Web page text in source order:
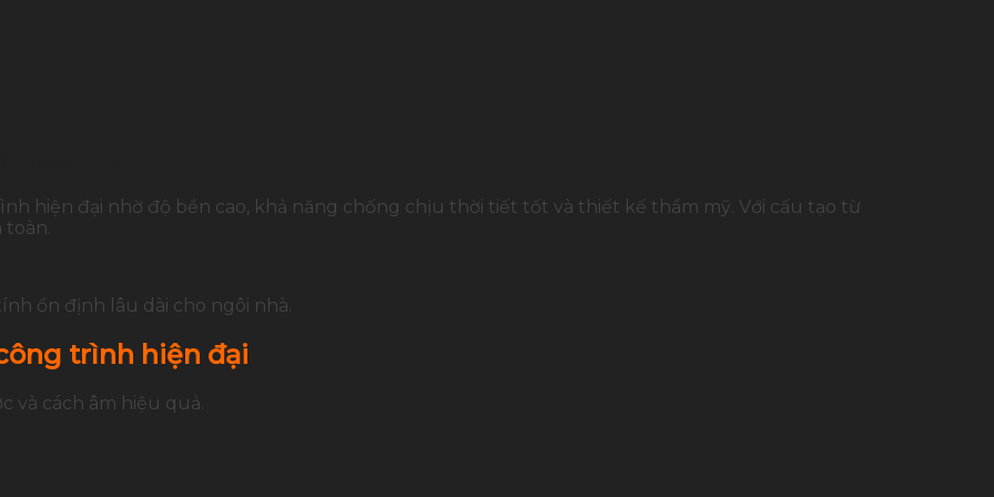
gian
hiện đại nhờ độ bền cao, khả năng chống chịu thời tiết tốt và thiết kế thẩm mỹ. Với cấu tạo từ
toàn.
ổn định lâu dài cho ngôi nhà.
trình hiện đại
và cách âm hiệu quả.